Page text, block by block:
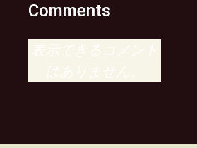
Comments
表示できるコメント
はありません。